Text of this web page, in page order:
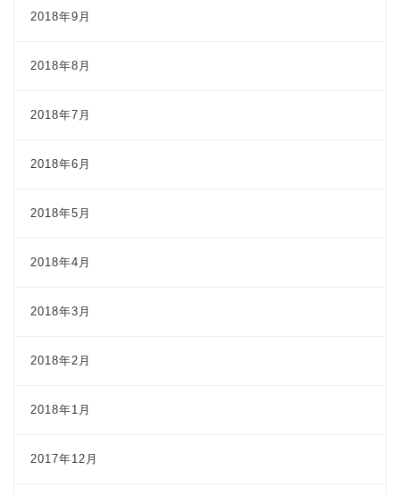
2018年9月
2018年8月
2018年7月
2018年6月
2018年5月
2018年4月
2018年3月
2018年2月
2018年1月
2017年12月